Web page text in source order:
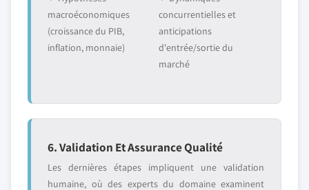
macroéconomiques
(croissance du PIB,
inflation, monnaie)
concurrentielles et
anticipations
d'entrée/sortie du
marché
6. Validation Et Assurance Qualité
Les dernières étapes impliquent une validation
humaine, où des experts du domaine examinent